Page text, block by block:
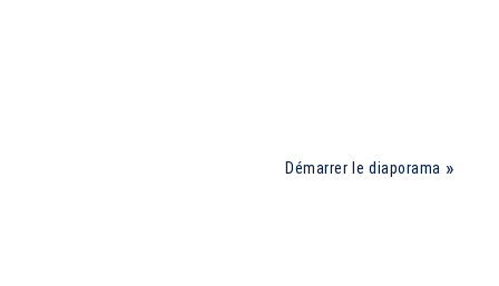
Démarrer le diaporama